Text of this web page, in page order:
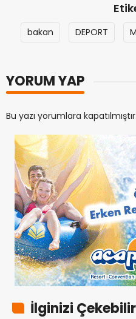
bakan DEPORT
YORUM YAP
Bu yazı yorumlara kapatılmıştır.
İlginizi Çekebilir